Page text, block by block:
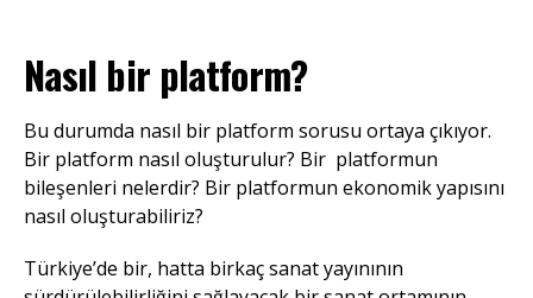
Nasıl bir platform?
Bu durumda nasıl bir platform sorusu ortaya çıkıyor.
Bir platform nasıl oluşturulur? Bir platformun
bileşenleri nelerdir? Bir platformun ekonomik yapısını
nasıl oluşturabiliriz?
Türkiye’de bir, hatta birkaç sanat yayınının